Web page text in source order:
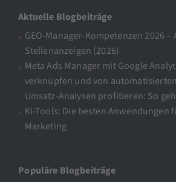
Aktuelle Blogbeiträge
GEO-Manager-Kompetenzen 2026 –
Stellenanzeigen (2026)
Meta Ads Manager mit Google
verknüpfen und von
Umsatz-Analysen profitieren: So
KI-Tools: Die besten Anwendungen
Marketing
Populäre Blogbeiträge